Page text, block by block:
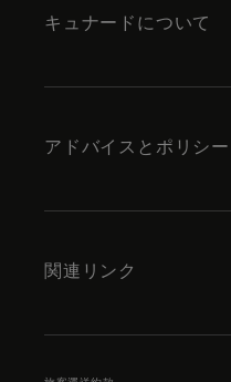
キュナードについて
アドバイスとポリシー
関連リンク